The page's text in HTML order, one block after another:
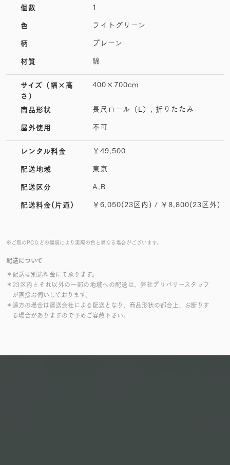
※ご覧のPCなどの環境により実際の色と異なる場合がございます。
配送について
＊配送は別途料金にて承ります。
＊23区内とそれ以外の一部の地域への配送は、弊社デリバリースタッフ
が直接お伺いしております。
＊遠方の場合は運送会社による配送となり、商品形状の都合上、お断りす
る場合がありますので予めご容赦下さい。
個数 1
色 ライトグリーン
柄 プレーン
材質 綿
サイズ （幅×高
さ）
400×700cm
商品形状 長尺ロール（L）, 折りたたみ
屋外使用 不可
レンタル料金 ￥49,500
配送地域 東京
配送区分 A,B
配送料金(片道) ￥6,050(23区内) / ￥8,800(23区外)